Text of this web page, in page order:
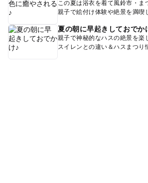
この夏は浴衣を着て風鈴市・ま
親子で絵付け体験や絶景を満喫
夏の朝に早起きしておでか
親子で神秘的なハスの絶景を楽
スイレンとの違い＆ハスまつり